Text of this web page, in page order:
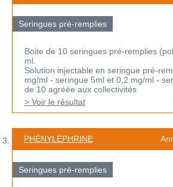
Seringues pré-remplies
Boite de 10 seringues pré-remplies
ml.
Solution injectable en seringue pré-
mg/ml - seringue 5ml et 0,2 mg/ml -
de 10 agréée aux collectivités
> Voir le résultat
PHÉNYLÉPHRINE
Seringues pré-remplies